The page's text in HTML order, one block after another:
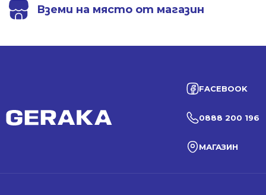
Вземи на място от магазин
FACEBOOK
0888 200 196
МАГАЗИН